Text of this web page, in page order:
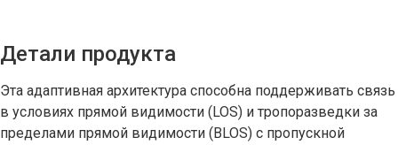
Детали продукта
Эта адаптивная архитектура способна поддерживать связь
в условиях прямой видимости (LOS) и тропоразведки за
пределами прямой видимости (BLOS) с пропускной